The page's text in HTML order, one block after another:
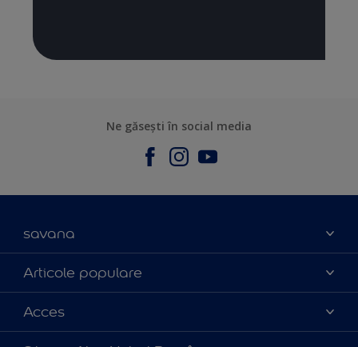
Ne găsești în social media
savana
Contact
Parteneri
Certificări
Articole populare
Culoarea anului 2025
Produse
Acces
Politica de cookies